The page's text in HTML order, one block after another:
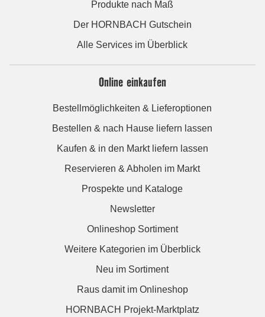
Produkte nach Maß
Der HORNBACH Gutschein
Alle Services im Überblick
Online einkaufen
Bestellmöglichkeiten & Lieferoptionen
Bestellen & nach Hause liefern lassen
Kaufen & in den Markt liefern lassen
Reservieren & Abholen im Markt
Prospekte und Kataloge
Newsletter
Onlineshop Sortiment
Weitere Kategorien im Überblick
Neu im Sortiment
Raus damit im Onlineshop
HORNBACH Projekt-Marktplatz